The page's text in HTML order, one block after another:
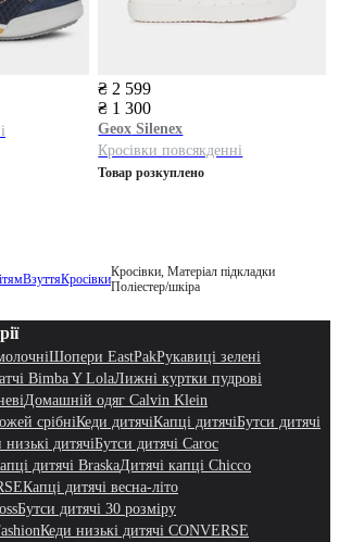
₴ 2 599
₴ 1 300
Geox Silenex
Кросівки повсякденні
Товар розкуплено
ВзуттяКросівкиКросівки, Матеріал підкладки
Поліестер/шкіра
Шопери EastPakРукавиці зелені
Bimba Y LolaЛижні куртки пудрові
Домашній одяг Calvin Klein
срібніКеди дитячіКапці дитячіБутси дитячі
низькі дитячіБутси дитячі Caroc
дитячі BraskaДитячі капці Chicco
Капці дитячі весна-літо
Бутси дитячі 30 розміру
Кеди низькі дитячі CONVERSE